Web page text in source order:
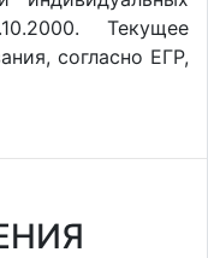
Текущее
согласно ЕГР,